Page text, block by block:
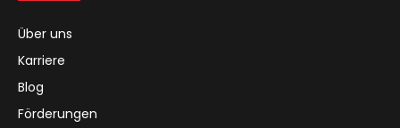
Über uns
Karriere
Blog
Förderungen